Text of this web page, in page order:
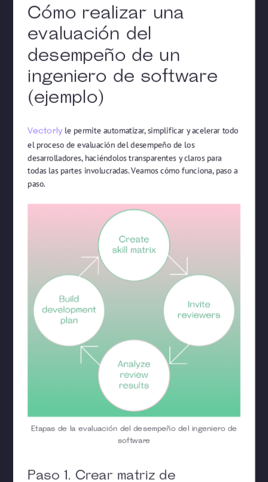
Cómo realizar una
evaluación del
desempeño de un
ingeniero de software
(ejemplo)
Vectorly le permite automatizar, simplificar y acelerar todo
el proceso de evaluación del desempeño de los
desarrolladores, haciéndolos transparentes y claros para
todas las partes involucradas. Veamos cómo funciona, paso a
paso.
Etapas de la evaluación del desempeño del ingeniero de
software
Paso 1. Crear matriz de